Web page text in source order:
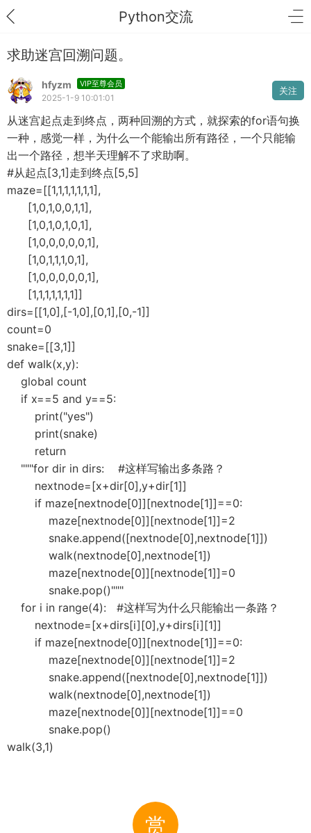
Python交流
求助迷宫回溯问题。
hfyzm VIP至尊会员
2025-1-9 10:01:01
关注
从迷宫起点走到终点，两种回溯的方式，就探索的for语句换
一种，感觉一样，为什么一个能输出所有路径，一个只能输
出一个路径，想半天理解不了求助啊。
#从起点[3,1]走到终点[5,5]
maze=[[1,1,1,1,1,1,1],
[1,0,1,0,0,1,1],
[1,0,1,0,1,0,1],
[1,0,0,0,0,0,1],
[1,0,1,1,1,0,1],
[1,0,0,0,0,0,1],
[1,1,1,1,1,1,1]]
dirs=[[1,0],[-1,0],[0,1],[0,-1]]
count=0
snake=[[3,1]]
def walk(x,y):
global count
if x==5 and y==5:
print("yes")
print(snake)
return
"""for dir in dirs: #这样写输出多条路？
nextnode=[x+dir[0],y+dir[1]]
if maze[nextnode[0]][nextnode[1]]==0:
maze[nextnode[0]][nextnode[1]]=2
snake.append([nextnode[0],nextnode[1]])
walk(nextnode[0],nextnode[1])
maze[nextnode[0]][nextnode[1]]=0
snake.pop()"""
for i in range(4): #这样写为什么只能输出一条路？
nextnode=[x+dirs[i][0],y+dirs[i][1]]
if maze[nextnode[0]][nextnode[1]]==0:
maze[nextnode[0]][nextnode[1]]=2
snake.append([nextnode[0],nextnode[1]])
walk(nextnode[0],nextnode[1])
maze[nextnode[0]][nextnode[1]]==0
snake.pop()
walk(3,1)
赏